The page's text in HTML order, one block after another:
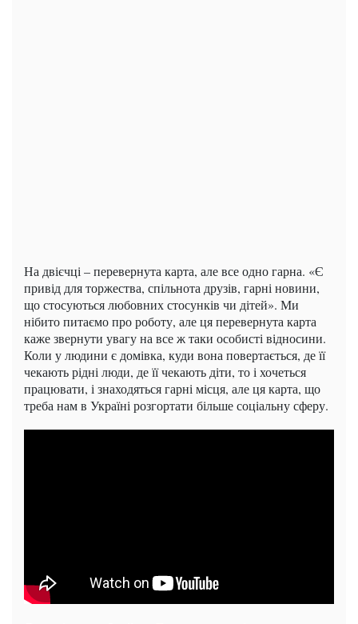
На двієчці – перевернута карта, але все одно гарна. «Є
привід для торжества, спільнота друзів, гарні новини,
що стосуються любовних стосунків чи дітей». Ми
нібито питаємо про роботу, але ця перевернута карта
каже звернути увагу на все ж таки особисті відносини.
Коли у людини є домівка, куди вона повертається, де її
чекають рідні люди, де її чекають діти, то і хочеться
працювати, і знаходяться гарні місця, але ця карта, що
треба нам в Україні розгортати більше соціальну сферу.